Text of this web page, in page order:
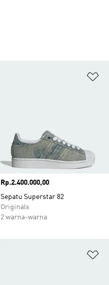
Harga
Rp.2.400.000,00
Sepatu Superstar 82
Originals
2 warna-warna